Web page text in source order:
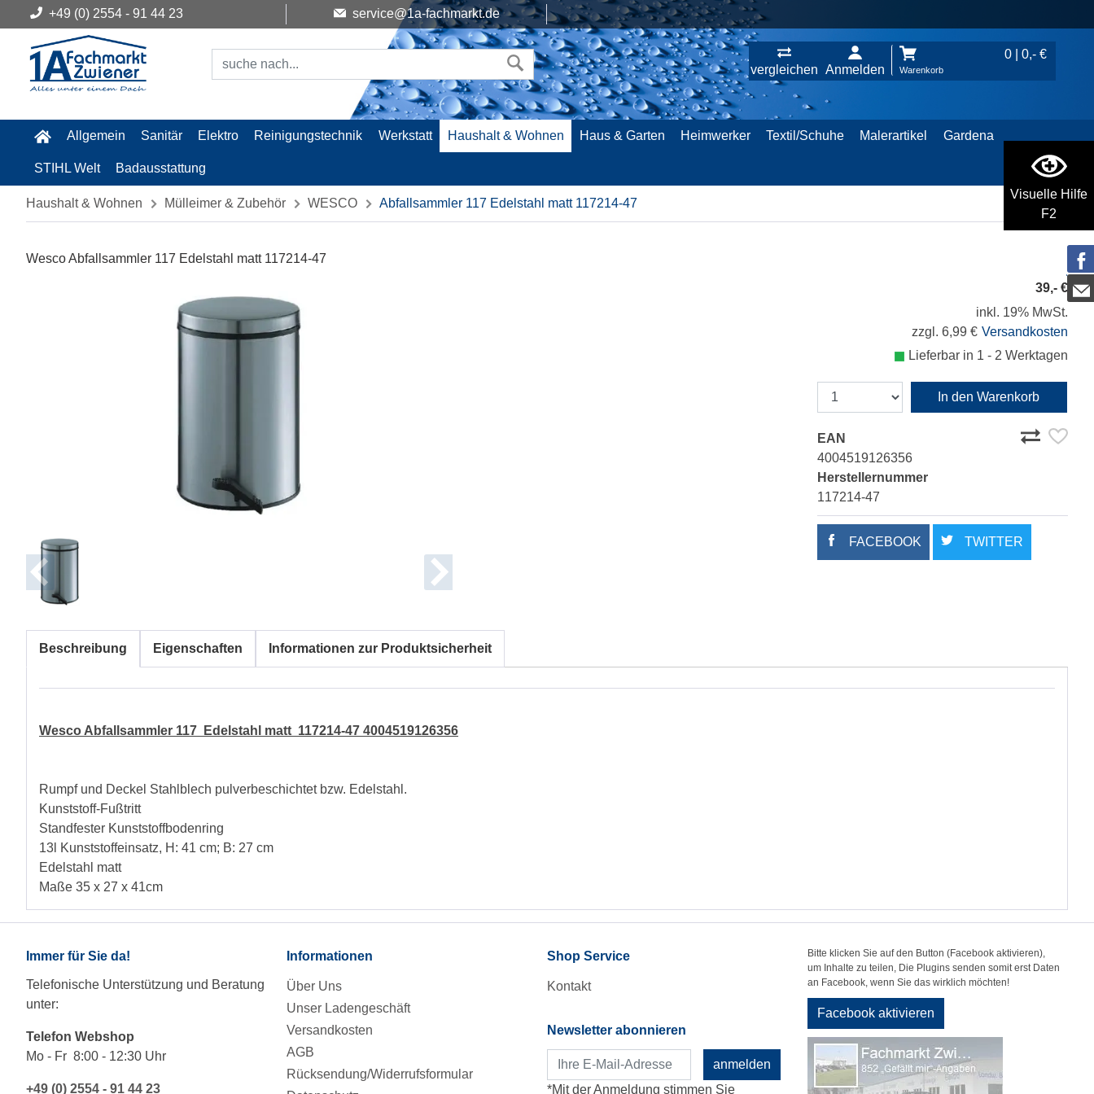
Visuelle Hilfe
F2
+49 (0) 2554 - 91 44 23 service@1a-fachmarkt.de
vergleichen Anmelden
0 | 0,- €
Warenkorb
Allgemein Sanitär Elektro Reinigungstechnik Werkstatt Haushalt & Wohnen Haus & Garten Heimwerker Textil/Schuhe Malerartikel Gardena
STIHL Welt Badausstattung
Haushalt & Wohnen Mülleimer & Zubehör WESCO Abfallsammler 117 Edelstahl matt 117214-47
Wesco Abfallsammler 117 Edelstahl matt 117214-47
39,- €
inkl. 19% MwSt.
zzgl. 6,99 € Versandkosten
Lieferbar in 1 - 2 Werktagen
In den Warenkorb
EAN
4004519126356
Herstellernummer
117214-47
FACEBOOK TWITTER
Beschreibung Eigenschaften Informationen zur Produktsicherheit
Wesco Abfallsammler 117 Edelstahl matt 117214-47 4004519126356
Rumpf und Deckel Stahlblech pulverbeschichtet bzw. Edelstahl.
Kunststoff-Fußtritt
Standfester Kunststoffbodenring
13l Kunststoffeinsatz, H: 41 cm; B: 27 cm
Edelstahl matt
Maße 35 x 27 x 41cm
Immer für Sie da!
Telefonische Unterstützung und Beratung
unter:
Telefon Webshop
Mo - Fr 8:00 - 12:30 Uhr
+49 (0) 2554 - 91 44 23
Informationen
Über Uns
Unser Ladengeschäft
Versandkosten
AGB
Rücksendung/Widerrufsformular
Shop Service
Kontakt
Newsletter abonnieren
anmelden
*Mit der Anmeldung stimmen Sie
Bitte klicken Sie auf den Button (Facebook aktivieren),
um Inhalte zu teilen, Die Plugins senden somit erst Daten
an Facebook, wenn Sie das wirklich möchten!
Facebook aktivieren